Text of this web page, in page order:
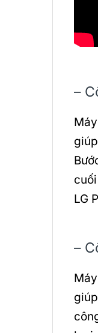
–
LG
–